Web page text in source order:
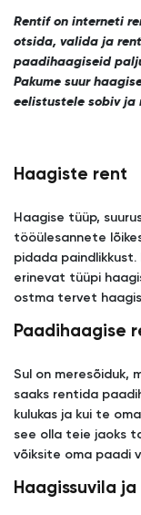
Rentif on interneti
otsida, valida ja
paadihaagiseid
Pakume suur
eelistustele sobiv ja
Haagiste rent
Haagise tüüp,
tööülesannete
pidada
erinevat tüüpi
ostma tervet
Paadihaagise
Sul on meresõiduk,
saaks rentida
kulukas ja kui te
see olla teie jaoks
võiksite oma paadi
Haagissuvila